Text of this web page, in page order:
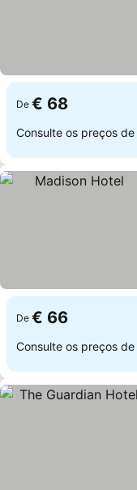
De € 68
Consulte os preços de
De € 66
Consulte os preços de